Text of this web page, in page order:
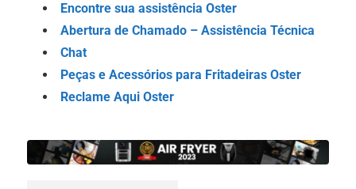
Encontre sua assistência Oster
Abertura de Chamado – Assistência Técnica
Chat
Peças e Acessórios para Fritadeiras Oster
Reclame Aqui Oster